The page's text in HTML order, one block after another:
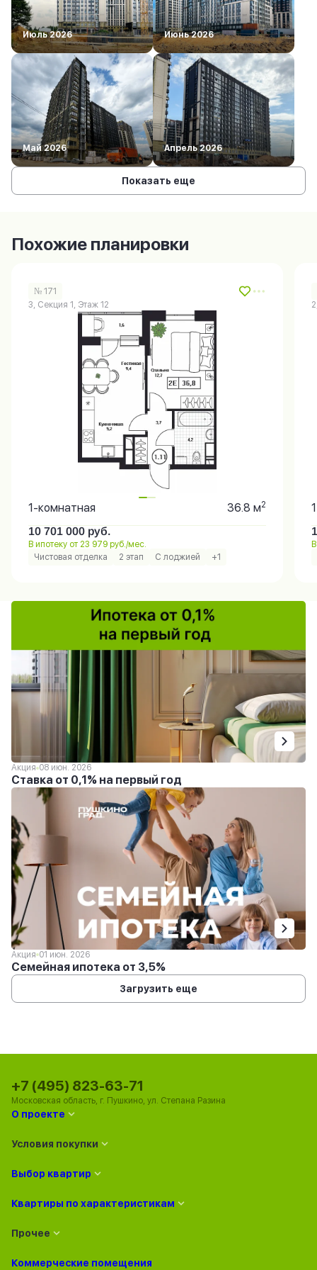
Июль 2026 Июнь 2026
Май 2026 Апрель 2026
Показать еще
Похожие планировки
№ 171
3, Секция 1, Этаж 12
1-комнатная 36.8 м2
10 701 000 руб.
В ипотеку от 23 979 руб./мес.
Чистовая отделка
2 этап С лоджией +1
Акция 08 июн. 2026
Ставка от 0,1% на первый год
Акция 01 июн. 2026
Семейная ипотека от 3,5%
Загрузить еще
О проекте
Условия покупки
Выбор квартир
Квартиры по характеристикам
Прочее
Коммерческие помещения
+7 (495) 823-63-71
Московская область, г. Пушкино, ул. Степана Разина